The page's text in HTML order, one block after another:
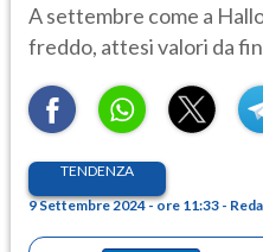
A settembre come a
freddo, attesi valori da
TENDENZA
9 Settembre 2024 - ore 11:33 -